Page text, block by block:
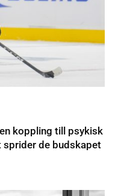
koppling till psykisk
sprider de budskapet